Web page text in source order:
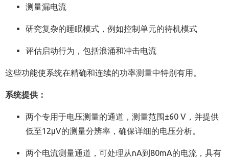
测量漏电流
研究复杂的睡眠模式，例如控制单元的待机模式
评估启动行为，包括浪涌和冲击电流
这些功能使系统在精确和连续的功率测量中特别有用。
系统提供：
两个专用于电压测量的通道，测量范围±60 V，并提供
低至12µV的测量分辨率，确保详细的电压分析。
两个电流测量通道，可处理从nA到80mA的电流，具有